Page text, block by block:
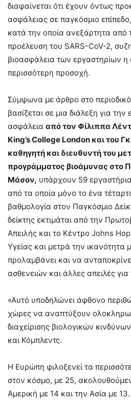
διαφαίνεται ότι έχουν όντως
ασφάλειας σε παγκόσμιο
κατά την οποία ανεξάρτητα από
προέλευση του SARS-CoV-2,
βιοασφάλεια των εργαστηρίων η
περισσότερη προσοχή.
Σύμφωνα με άρθρο στο περιοδικό
βασίζεται σε μια διάλεξη για την
ασφάλεια από τον Φίλιππα
King’s College London και του
καθηγητή και διευθυντή του
προγράμματος βιοάμυνας στο
Μάσον, υπάρχουν 59
από τα οποία μόνο το ένα
βαθμολογία στον Παγκόσμιο
δείκτης εκτιμάται από την
Απειλής και το Κέντρο Johns
Υγείας και μετρά την ικανότητα
προλαμβάνει και να
ασθενειών και άλλες απειλές
«Αυτό υποδηλώνει άφθονο
χώρες να αναπτύξουν
διαχείρισης βιολογικών
και Κόμπλεντς.
Η Ευρώπη φιλοξενεί τα
στον κόσμο, με 25,
Αμερική με 14 και την Ασία με